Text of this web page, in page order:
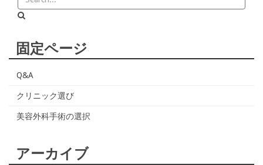
固定ページ
Q&A
クリニック選び
美容外科手術の選択
アーカイブ